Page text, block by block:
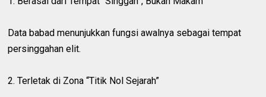
Data babad menunjukkan fungsi awalnya sebagai tempat
persinggahan elit.
2. Terletak di Zona “Titik Nol Sejarah”